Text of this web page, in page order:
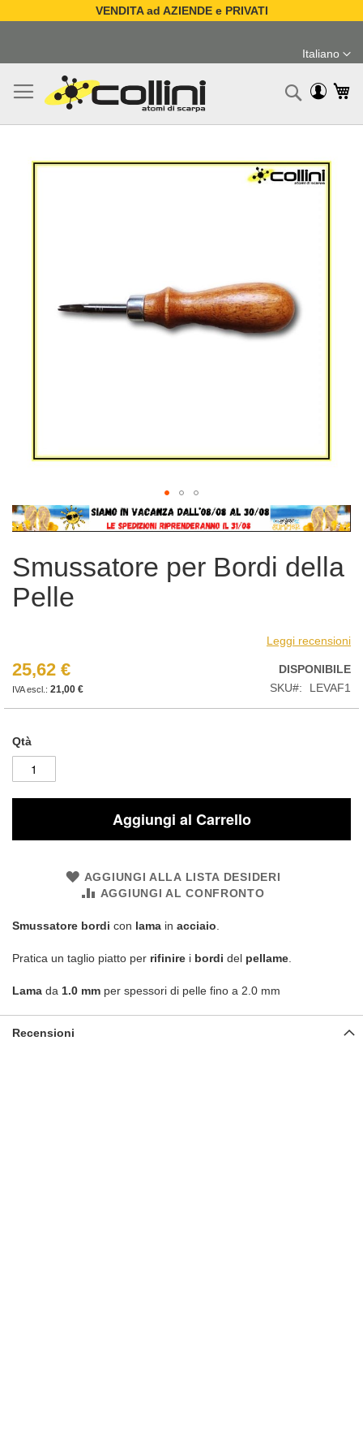
VENDITA ad AZIENDE e PRIVATI
contenuto
Lingua
Italiano
Vai
all'inizio
galleria
di
immagini
Smussatore per Bordi della
Pelle
Leggi recensioni
25,62 €
21,00 €
DISPONIBILE
SKU
LEVAF1
Qtà
Aggiungi al Carrello
AGGIUNGI ALLA LISTA DESIDERI
AGGIUNGI AL CONFRONTO
Smussatore bordi con lama in acciaio
Pratica un taglio piatto per rifinire i bordi del pellame
Lama da 1.0 mm per spessori di pelle fino a 2.0 mm
Recensioni